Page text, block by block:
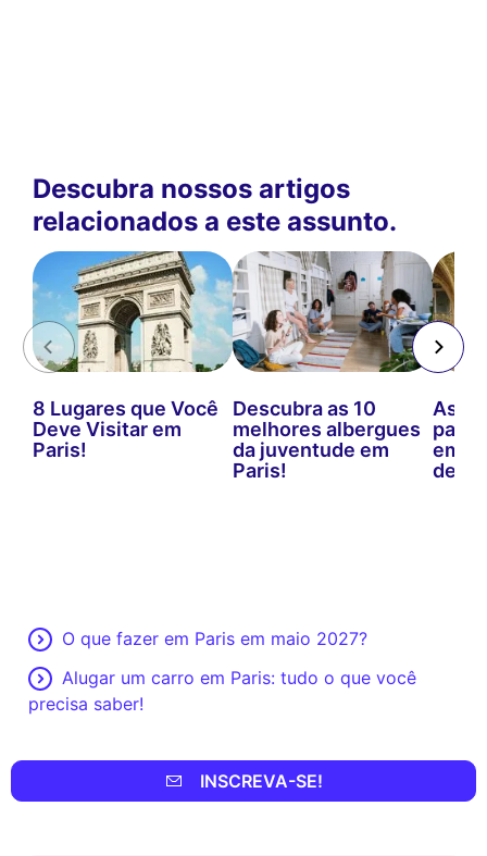
Descubra nossos artigos
relacionados a este assunto.
8 Lugares que Você
Deve Visitar em
Paris!
Descubra as 10
melhores albergues
da juventude em
Paris!
As
para
em
O que fazer em Paris em maio 2027?
Alugar um carro em Paris: tudo o que você
precisa saber!
INSCREVA-SE!